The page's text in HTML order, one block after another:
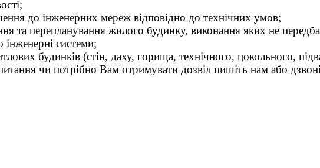
до інженерних мереж відповідно до технічних умов;
та перепланування жилого будинку, виконання яких не
інженерні системи;
будинків (стін, даху, горища, технічного, цокольного,
чи потрібно Вам отримувати дозвіл пишіть нам або